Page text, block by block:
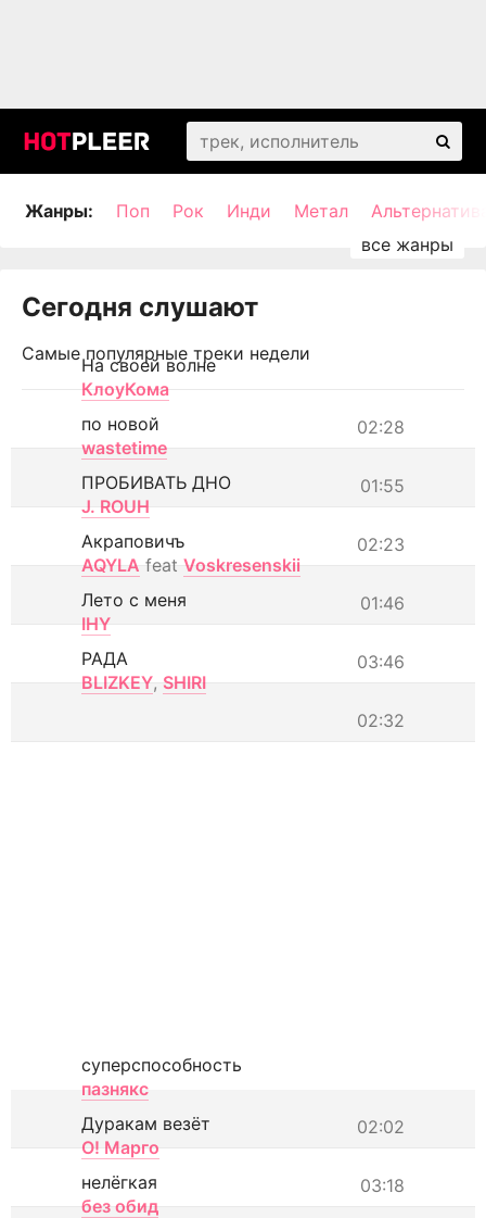
Жанры: Поп Рок Инди Метал
Сегодня слушают
Самые популярные треки недели
На своей волне
КлоуКома
02:28
по новой
wastetime
01:55
ПРОБИВАТЬ ДНО
J. ROUH
02:23
Акраповичъ
AQYLA feat Voskresenskii
01:46
Лето с меня
IHY
03:46
РАДА
BLIZKEY, SHIRI
02:32
суперспособность
пазнякс
02:02
Дуракам везёт
О! Марго
03:18
нелёгкая
без обид